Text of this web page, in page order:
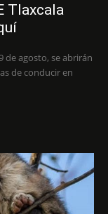
Tlaxcala
de agosto, se abrirán
de conducir en